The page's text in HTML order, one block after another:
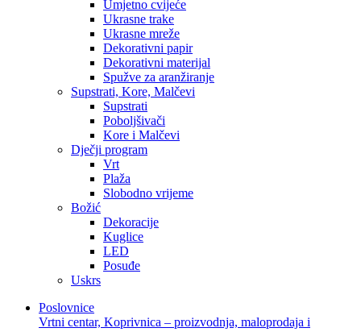
Umjetno cvijeće
Ukrasne trake
Ukrasne mreže
Dekorativni papir
Dekorativni materijal
Spužve za aranžiranje
Supstrati, Kore, Malčevi
Supstrati
Poboljšivači
Kore i Malčevi
Dječji program
Vrt
Plaža
Slobodno vrijeme
Božić
Dekoracije
Kuglice
LED
Posuđe
Uskrs
Poslovnice
Vrtni centar, Koprivnica – proizvodnja, maloprodaja i